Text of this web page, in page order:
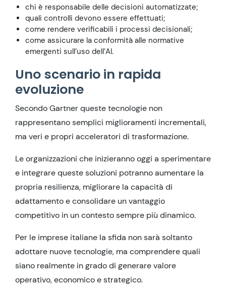
chi è responsabile delle decisioni automatizzate;
quali controlli devono essere effettuati;
come rendere verificabili i processi decisionali;
come assicurare la conformità alle normative
emergenti sull’uso dell’AI.
Uno scenario in rapida
evoluzione
Secondo Gartner queste tecnologie non
rappresentano semplici miglioramenti incrementali,
ma veri e propri acceleratori di trasformazione.
Le organizzazioni che inizieranno oggi a sperimentare
e integrare queste soluzioni potranno aumentare la
propria resilienza, migliorare la capacità di
adattamento e consolidare un vantaggio
competitivo in un contesto sempre più dinamico.
Per le imprese italiane la sfida non sarà soltanto
adottare nuove tecnologie, ma comprendere quali
siano realmente in grado di generare valore
operativo, economico e strategico.